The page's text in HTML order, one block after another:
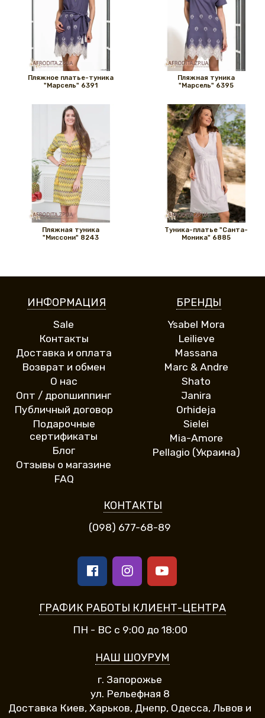
Пляжное платье-туника
"Марсель" 6391
Пляжная туника
"Марсель" 6395
Пляжная туника
"Миссони" 8243
Туника-платье "Санта-
Моника" 6885
ИНФОРМАЦИЯ
Sale
Контакты
Доставка и оплата
Возврат и обмен
О нас
Опт / дропшиппинг
Публичный договор
Подарочные
сертификаты
Блог
Отзывы о магазине
FAQ
БРЕНДЫ
Ysabel Mora
Leilieve
Massana
Marc & Andre
Shato
Janira
Orhideja
Sielei
Mia-Amore
Pellagio (Украина)
КОНТАКТЫ
(098) 677-68-89
ГРАФИК РАБОТЫ КЛИЕНТ-ЦЕНТРА
ПН - ВС с 9:00 до 18:00
НАШ ШОУРУМ
г. Запорожье
ул. Рельефная 8
Доставка Киев, Харьков, Днепр, Одесса, Львов и